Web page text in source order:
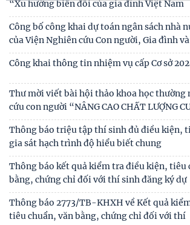
hội Việt Nam và Tỉnh ủy Cao Bằng
Thông báo
Thư mời viết bài Hội thảo khoa học quốc tế
Á trong bối cảnh hội nhập quốc tế và
Thư mời viết báo cáo tham luận Hội thảo
“Xu hướng biến đổi của gia đình Việt Nam
của Viện Nghiên cứu Con người, Gia đình và
Thư mời viết bài hội thảo khoa học thường
cứu con người “NÂNG CAO CHẤT LƯỢNG
Thông báo triệu tập thí sinh đủ điều kiện,
gia sát hạch trình độ hiểu biết chung
Thông báo kết quả kiểm tra điều kiện, tiêu